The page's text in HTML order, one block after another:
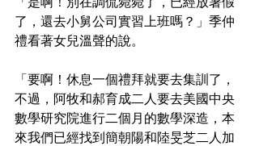
了，還去小舅公司實習上班嗎？」季仲
禮看著女兒溫聲的說。
「要啊！休息一個禮拜就要去集訓了，
不過，阿牧和郝育成二人要去美國中央
數學研究院進行二個月的數學深造，本
來我們已經找到簡朝陽和陸旻芝二人加